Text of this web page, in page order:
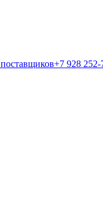
+7 928 252-